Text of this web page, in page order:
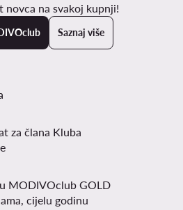
novca na svakoj kupnji!
Saznaj više
za člana Kluba
MODIVOclub GOLD
cijelu godinu